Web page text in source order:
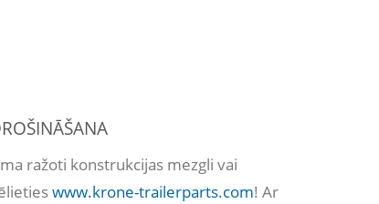
ražoti konstrukcijas mezgli vai
www.krone-trailerparts.com! Ar